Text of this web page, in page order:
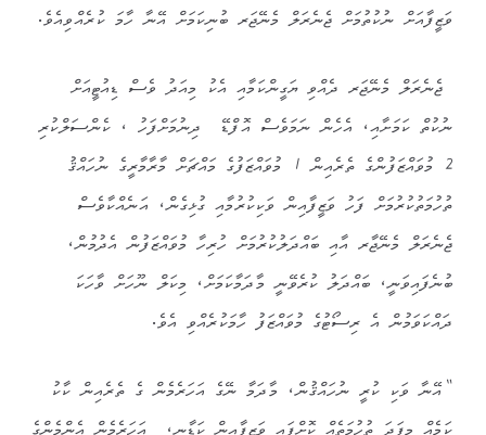
ވަޒީފާއަށް ނުކުތުމަށް ޖެނެރަލް މެނޭޖަރ ބުނިކަމަށް އޭނާ ހާމަ ކުރެއްވިއެވެ.
ޖެނެރަލް މެނޭޖަރ ދެއްވި ޔަގީންކަމާއި އެކު މިއަދު ވެސް ޑިއުޓީއަށް
ނުކުތް ކަމަށާއި، އެހެން ނަމަވެސް އޮފްޑޭ ދިނުމަށްފަހު ، ކެންސަލްކުރި
2 މުވައްޒަފުންގެ ތެރެއިން 1 މުވައްޒަފުގެ މައްޗަށް މާރާމާރީގެ ނުހައްޤު
ތުހުމަތުކުރުމަށް ފަހު ވަޒީފާއިން ވަކިކުރުމާއި ގުޅިގެން، އަނެއްކާވެސް
ޖެނެރަލް މެނޭޖާރ އާއި ބައްދަލުކުރުމަށް ހުރިހާ މުވައްޒަފުން އެދުމުން،
ބުނެފައިވަނީ، ބައްދަލު ކުރެވޭނީ މާދަމާކަމަށް، މިކަލް ނޫހަށް ވާހަކަ
ދައްކަވަމުން އެ ރިސޯޓުގެ މުވައްޒަފު ހާމަކުރެއްވި އެވެ.
“އޭނާ ވަކި ކުރީ ނުހައްޤުން، މާދަމާ ނޭގެ އަހަރެމެން ގެ ތެރެއިން ކާކު